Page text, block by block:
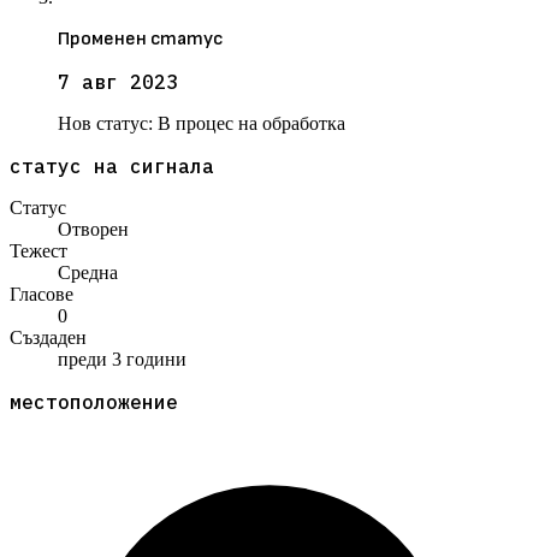
Променен статус
7 авг 2023
Нов статус: В процес на обработка
статус на сигнала
Статус
Отворен
Тежест
Средна
Гласове
0
Създаден
преди 3 години
местоположение